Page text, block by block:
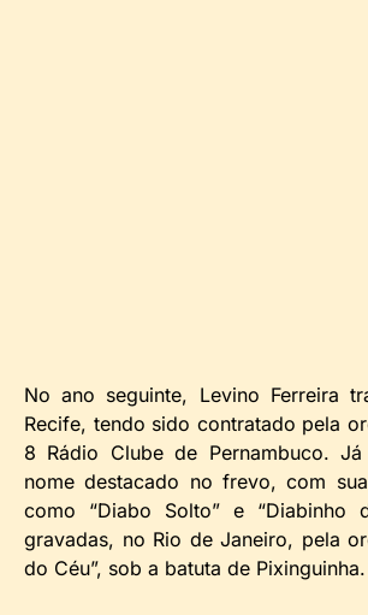
No ano seguinte, Levino Ferreira
Recife, tendo sido contratado pela
8 Rádio Clube de Pernambuco.
nome destacado no frevo, com
como “Diabo Solto” e “Diabinho
gravadas, no Rio de Janeiro, pela
do Céu”, sob a batuta de Pixinguinha.